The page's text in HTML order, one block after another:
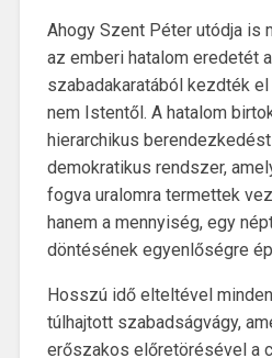
Ahogy Szent Péter utódja is
az emberi hatalom eredetét
szabadakaratából kezdték
nem Istentől. A hatalom
hierarchikus
demokratikus rendszer,
fogva uralomra termettek
hanem a mennyiség, egy
döntésének egyenlőségre
Hosszú idő elteltével
túlhajtott szabadságvágy,
erőszakos előretörésével a